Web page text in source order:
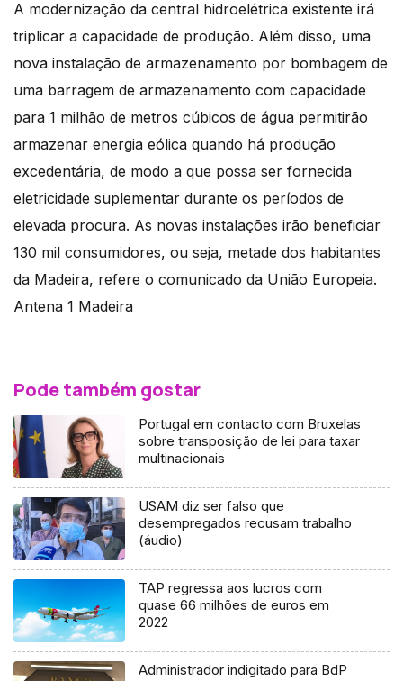
A modernização da central hidroelétrica existente irá
triplicar a capacidade de produção. Além disso, uma
nova instalação de armazenamento por bombagem de
uma barragem de armazenamento com capacidade
para 1 milhão de metros cúbicos de água permitirão
armazenar energia eólica quando há produção
excedentária, de modo a que possa ser fornecida
eletricidade suplementar durante os períodos de
elevada procura. As novas instalações irão beneficiar
130 mil consumidores, ou seja, metade dos habitantes
da Madeira, refere o comunicado da União Europeia.
Antena 1 Madeira
Pode também gostar
Portugal em contacto com Bruxelas
sobre transposição de lei para taxar
multinacionais
USAM diz ser falso que
desempregados recusam trabalho
(áudio)
TAP regressa aos lucros com
quase 66 milhões de euros em
2022
Administrador indigitado para BdP